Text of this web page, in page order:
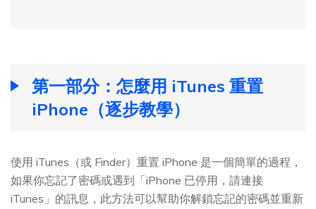
第一部分：怎麼用 iTunes 重置
iPhone（逐步教學）
使用 iTunes（或 Finder）重置 iPhone 是一個簡單的過程，
如果你忘記了密碼或遇到「iPhone 已停用，請連接
iTunes」的訊息，此方法可以幫助你解鎖忘記的密碼並重新